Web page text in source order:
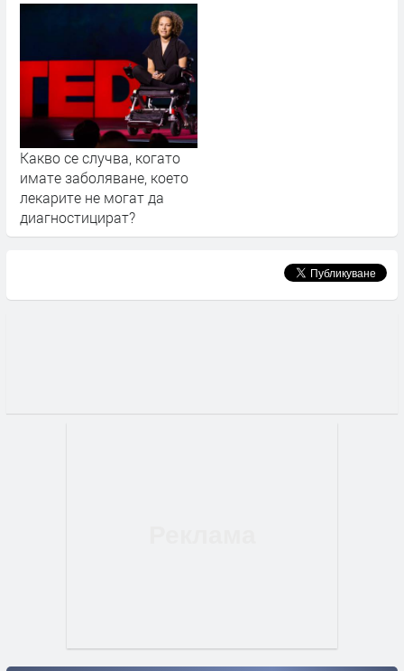
Какво се случва, когато
имате заболяване, което
лекарите не могат да
диагностицират?